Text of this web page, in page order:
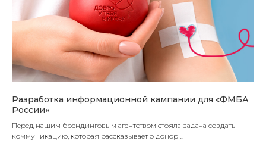
Разработка информационной кампании для «ФМБА
России»
Перед нашим брендинговым агентством стояла задача создать
коммуникацию, которая рассказывает о донор ...